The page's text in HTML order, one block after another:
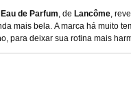
de Parfum, de Lancôme,
mais bela. A marca há muito
para deixar sua rotina mais